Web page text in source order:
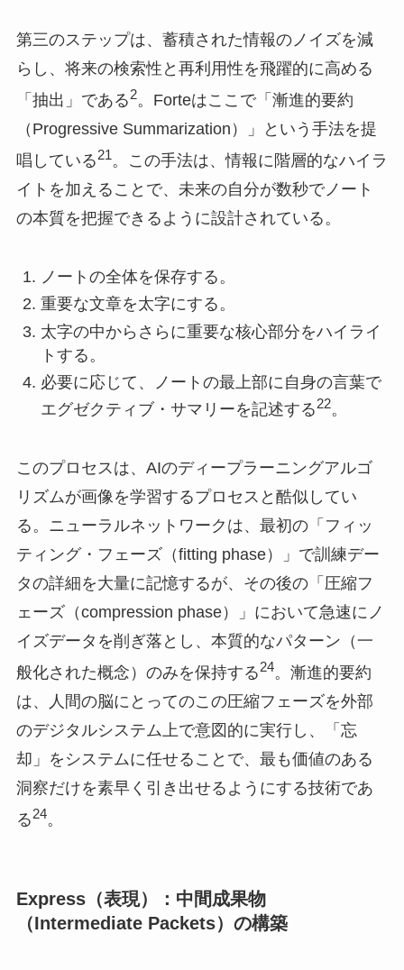
第三のステップは、蓄積された情報のノイズを減
らし、将来の検索性と再利用性を飛躍的に高める
「抽出」である2。Forteはここで「漸進的要約
（Progressive Summarization）」という手法を提
唱している21。この手法は、情報に階層的なハイラ
イトを加えることで、未来の自分が数秒でノート
の本質を把握できるように設計されている。
ノートの全体を保存する。
重要な文章を太字にする。
太字の中からさらに重要な核心部分をハイライ
トする。
必要に応じて、ノートの最上部に自身の言葉で
エグゼクティブ・サマリーを記述する22。
このプロセスは、AIのディープラーニングアルゴ
リズムが画像を学習するプロセスと酷似してい
る。ニューラルネットワークは、最初の「フィッ
ティング・フェーズ（fitting phase）」で訓練デー
タの詳細を大量に記憶するが、その後の「圧縮フ
ェーズ（compression phase）」において急速にノ
イズデータを削ぎ落とし、本質的なパターン（一
般化された概念）のみを保持する24。漸進的要約
は、人間の脳にとってのこの圧縮フェーズを外部
のデジタルシステム上で意図的に実行し、「忘
却」をシステムに任せることで、最も価値のある
洞察だけを素早く引き出せるようにする技術であ
る24。
Express（表現）：中間成果物
（Intermediate Packets）の構築